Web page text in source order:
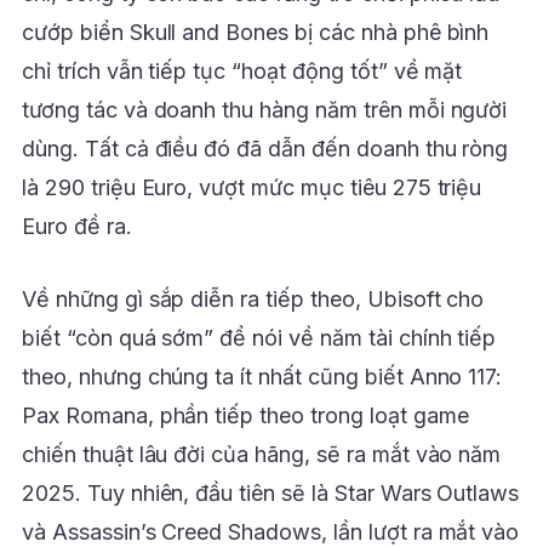
cướp biển Skull and Bones bị các nhà phê bình
chỉ trích vẫn tiếp tục “hoạt động tốt” về mặt
tương tác và doanh thu hàng năm trên mỗi người
dùng. Tất cả điều đó đã dẫn đến doanh thu ròng
là 290 triệu Euro, vượt mức mục tiêu 275 triệu
Euro đề ra.
Về những gì sắp diễn ra tiếp theo, Ubisoft cho
biết “còn quá sớm” để nói về năm tài chính tiếp
theo, nhưng chúng ta ít nhất cũng biết Anno 117:
Pax Romana, phần tiếp theo trong loạt game
chiến thuật lâu đời của hãng, sẽ ra mắt vào năm
2025. Tuy nhiên, đầu tiên sẽ là Star Wars Outlaws
và Assassin’s Creed Shadows, lần lượt ra mắt vào